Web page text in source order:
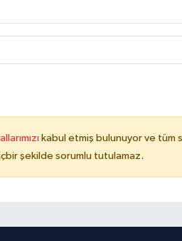
kabul etmiş bulunuyor ve tüm
şekilde sorumlu tutulamaz.